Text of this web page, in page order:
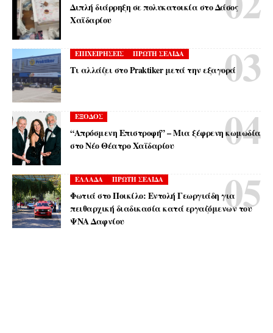
Διπλή διάρρηξη σε πολυκατοικία στο Δάσος
Χαϊδαρίου
ΕΠΙΧΕΙΡΗΣΕΙΣ ΠΡΩΤΗ ΣΕΛΙΔΑ
Τι αλλάζει στο Praktiker μετά την εξαγορά
ΕΞΟΔΟΣ
“Απρόσμενη Επιστροφή” – Μια ξέφρενη κωμωδία
στο Νέο Θέατρο Χαϊδαρίου
ΕΛΛΑΔΑ ΠΡΩΤΗ ΣΕΛΙΔΑ
Φωτιά στο Ποικίλο: Εντολή Γεωργιάδη για
πειθαρχική διαδικασία κατά εργαζόμενων του
ΨΝΑ Δαφνίου